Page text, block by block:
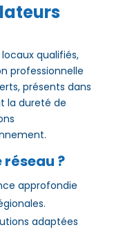
qualifiés,
professionnelle
présents dans
la dureté de
?
approfondie
adaptées